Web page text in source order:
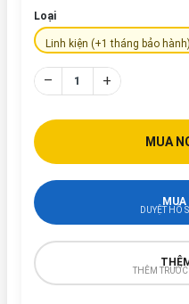
Loại
Linh kiện (+1 tháng bảo hành)
– +
MUA
MUA
DUYỆT HỒ
THÊM